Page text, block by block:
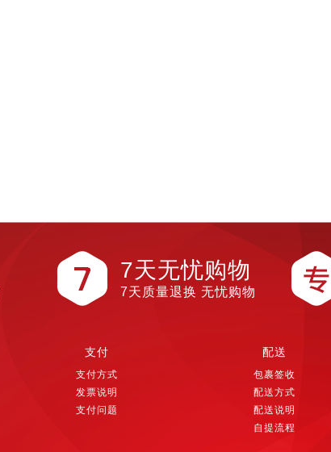
7天无忧购物
7天质量退换 无忧购物
支付
支付方式
发票说明
支付问题
配送
包裹签收
配送方式
配送说明
自提流程